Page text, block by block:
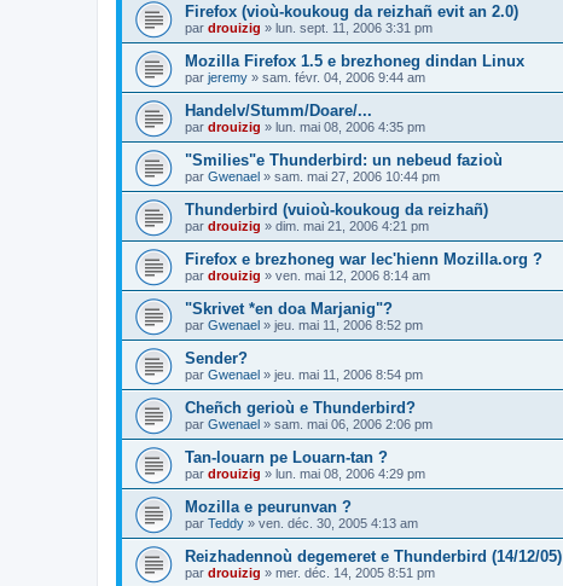
Firefox (vioù-koukoug da reizhañ evit an 2.0)
par drouizig » lun. sept. 11, 2006 3:31 pm
Mozilla Firefox 1.5 e brezhoneg dindan Linux
par jeremy » sam. févr. 04, 2006 9:44 am
Handelv/Stumm/Doare/...
par drouizig » lun. mai 08, 2006 4:35 pm
"Smilies"e Thunderbird: un nebeud fazioù
par Gwenael » sam. mai 27, 2006 10:44 pm
Thunderbird (vuioù-koukoug da reizhañ)
par drouizig » dim. mai 21, 2006 4:21 pm
Firefox e brezhoneg war lec'hienn Mozilla.org ?
par drouizig » ven. mai 12, 2006 8:14 am
"Skrivet *en doa Marjanig"?
par Gwenael » jeu. mai 11, 2006 8:52 pm
Sender?
par Gwenael » jeu. mai 11, 2006 8:54 pm
Cheñch gerioù e Thunderbird?
par Gwenael » sam. mai 06, 2006 2:06 pm
Tan-louarn pe Louarn-tan ?
par drouizig » lun. mai 08, 2006 4:29 pm
Mozilla e peurunvan ?
par Teddy » ven. déc. 30, 2005 4:13 am
Reizhadennoù degemeret e Thunderbird (14/12/05)
par drouizig » mer. déc. 14, 2005 8:51 pm